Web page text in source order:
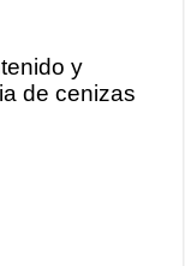
y
de cenizas